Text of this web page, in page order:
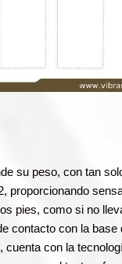
su peso, con tan
proporcionando
pies, como si no
contacto con la base
, cuenta con la